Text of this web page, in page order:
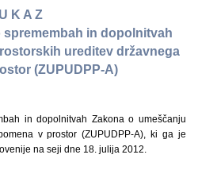
U K A Z
in dopolnitvah
ureditev državnega
(ZUPUDPP-A)
in dopolnitvah Zakona o umeščanju
v prostor (ZUPUDPP-A), ki ga je
na seji dne 18. julija 2012.